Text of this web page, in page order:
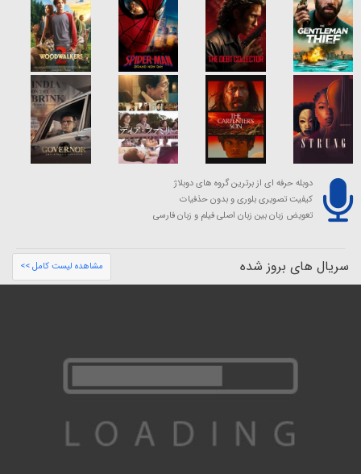
دوبله حرفه ای از برترین گروه های دوبلاژ
کیفیت تصویری بلوری و بدون حذفیات
تعویض زبان بین زبان اصلی فیلم و زبان فارسی
سریال های بروز شده مشاهده لیست کامل >>